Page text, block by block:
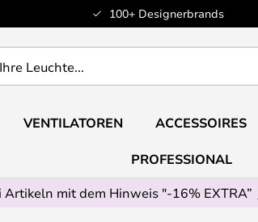
100+ Designerbrands
VENTILATOREN ACCESSOIRES
PROFESSIONAL
mit dem Hinweis "-16% EXTRA”